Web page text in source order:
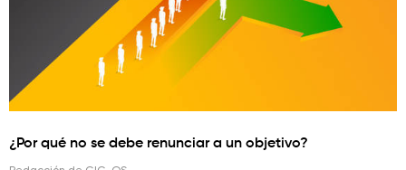
¿Por qué no se debe renunciar a un objetivo?